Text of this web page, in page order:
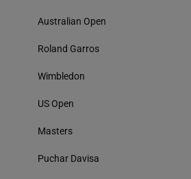
Australian Open
Roland Garros
Wimbledon
US Open
Masters
Puchar Davisa